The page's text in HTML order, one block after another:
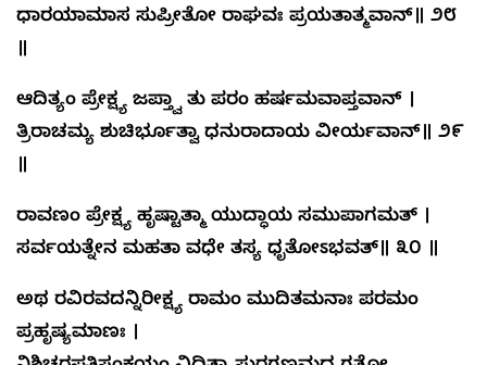
ಧಾರಯಾಮಾಸ ಸುಪ್ರೀತೋ ರಾಘವಃ ಪ್ರಯತಾತ್ಮವಾನ್॥ ೨೮
॥
ಆದಿತ್ಯಂ ಪ್ರೇಕ್ಷ್ಯ ಜಪ್ತ್ವಾ ತು ಪರಂ ಹರ್ಷಮವಾಪ್ತವಾನ್ ।
ತ್ರಿರಾಚಮ್ಯ ಶುಚಿರ್ಭೂತ್ವಾ ಧನುರಾದಾಯ ವೀರ್ಯವಾನ್॥ ೨೯
॥
ರಾವಣಂ ಪ್ರೇಕ್ಷ್ಯ ಹೃಷ್ಟಾತ್ಮಾ ಯುದ್ಧಾಯ ಸಮುಪಾಗಮತ್ ।
ಸರ್ವಯತ್ನೇನ ಮಹತಾ ವಧೇ ತಸ್ಯ ಧೃತೋಽಭವತ್॥ ೩೦ ॥
ಅಥ ರವಿರವದನ್ನಿರೀಕ್ಷ್ಯ ರಾಮಂ ಮುದಿತಮನಾಃ ಪರಮಂ
ಪ್ರಹೃಷ್ಯಮಾಣಃ ।